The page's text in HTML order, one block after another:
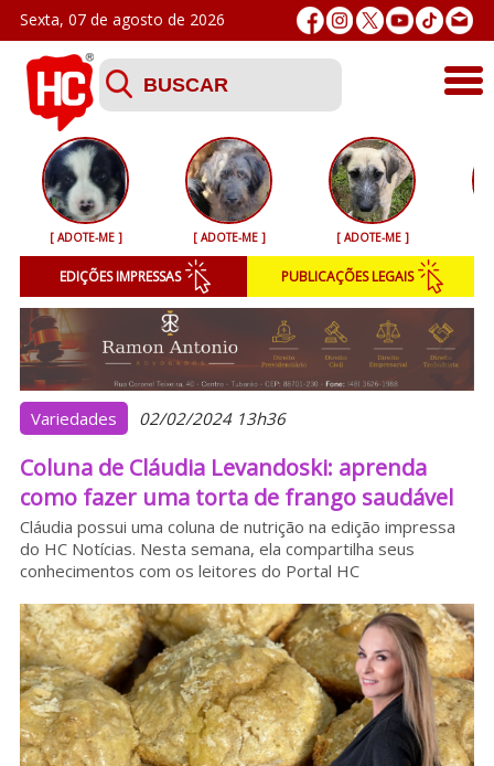
Sexta, 07 de agosto de 2026
Últimas
Esporte
Segurança
Geral
Variedades
Colunistas
Podcasts
Sobre o HC
[ ADOTE-ME ] [ ADOTE-ME ] [ ADOTE-ME ]
EDIÇÕES IMPRESSAS PUBLICAÇÕES LEGAIS
Variedades 02/02/2024 13h36
Coluna de Cláudia Levandoski: aprenda
como fazer uma torta de frango saudável
Cláudia possui uma coluna de nutrição na edição impressa
do HC Notícias. Nesta semana, ela compartilha seus
conhecimentos com os leitores do Portal HC